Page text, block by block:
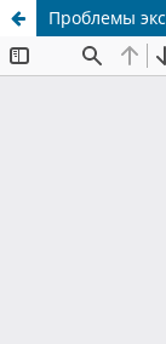
Проблемы